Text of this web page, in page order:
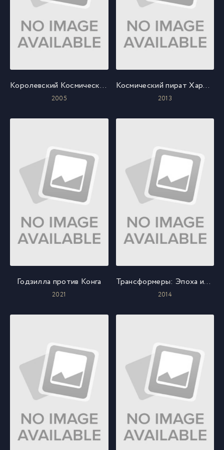
Королевский Космический Корпус: Крылья Хоннеамиз
2005
Космический пират Харлок
2013
Годзилла против Конга
2021
Трансформеры: Эпоха истребления
2014